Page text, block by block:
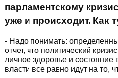
парламентскому
уже и происходит. Как
- Надо понимать:
отчет, что политический
личное здоровье и состояние
власти все равно идут на то,